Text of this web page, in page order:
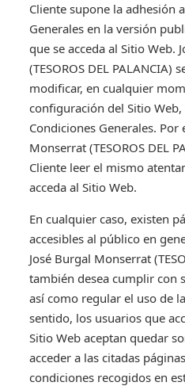
Cliente supone la adhesión
Generales en la versión
que se acceda al Sitio Web.
(TESOROS DEL PALANCIA)
modificar, en cualquier
configuración del Sitio
Condiciones Generales. Por
Monserrat (TESOROS DEL
Cliente leer el mismo
acceda al Sitio Web.
En cualquier caso, existen
accesibles al público en
José Burgal Monserrat
también desea cumplir con
así como regular el uso de
sentido, los usuarios que
Sitio Web aceptan quedar
acceder a las citadas
condiciones recogidos en